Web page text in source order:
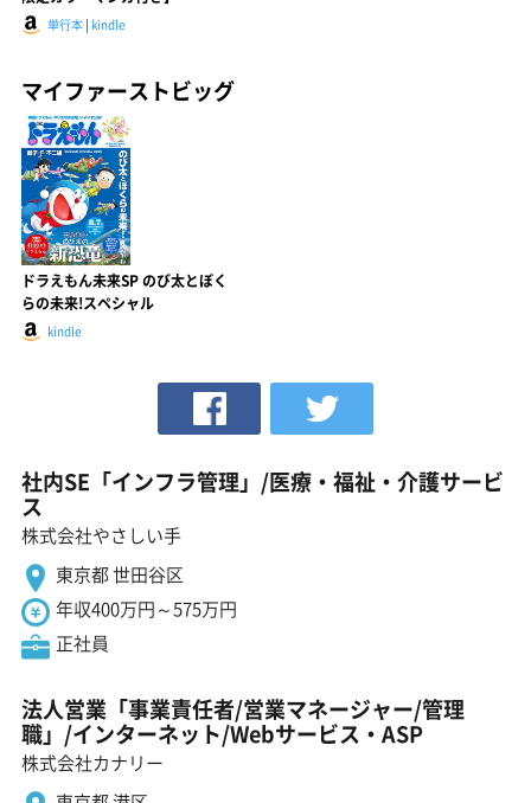
単行本 | kindle
マイファーストビッグ
ドラえもん未来SP のび太とぼく
らの未来!スペシャル
kindle
社内SE「インフラ管理」/医療・福祉・介護サービ
ス
株式会社やさしい手
東京都 世田谷区
年収400万円～575万円
正社員
法人営業「事業責任者/営業マネージャー/管理
職」/インターネット/Webサービス・ASP
株式会社カナリー